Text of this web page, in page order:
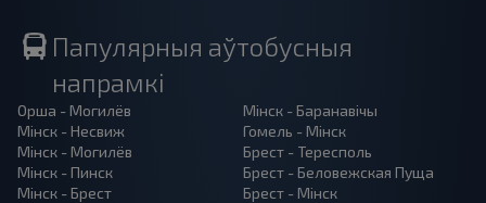
Папулярныя аўтобусныя
напрамкі
Орша - Могилёв
Мінск - Несвиж
Мінск - Могилёв
Мінск - Пинск
Мінск - Брест
Мінск - Баранавiчы
Гомель - Мінск
Брест - Тересполь
Брест - Беловежская Пуща
Брест - Мінск